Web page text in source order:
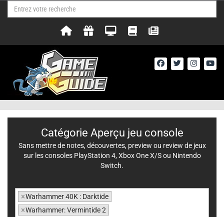
Catégorie Aperçu jeu console
Sans mettre de notes, découvertes, preview ou review de jeux
sur les consoles PlayStation 4, Xbox One X/S ou Nintendo
Switch.
×Warhammer 40K : Darktide
×Warhammer: Vermintide 2